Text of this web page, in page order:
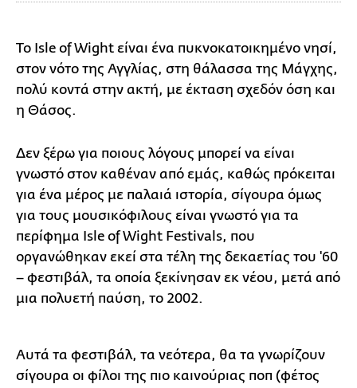
Το Isle of Wight είναι ένα πυκνοκατοικημένο νησί,
στον νότο της Αγγλίας, στη θάλασσα της Μάγχης,
πολύ κοντά στην ακτή, με έκταση σχεδόν όση και
η Θάσος.
Δεν ξέρω για ποιους λόγους μπορεί να είναι
γνωστό στον καθέναν από εμάς, καθώς πρόκειται
για ένα μέρος με παλαιά ιστορία, σίγουρα όμως
για τους μουσικόφιλους είναι γνωστό για τα
περίφημα Isle of Wight Festivals, που
οργανώθηκαν εκεί στα τέλη της δεκαετίας του '60
– φεστιβάλ, τα οποία ξεκίνησαν εκ νέου, μετά από
μια πολυετή παύση, το 2002.
Αυτά τα φεστιβάλ, τα νεότερα, θα τα γνωρίζουν
σίγουρα οι φίλοι της πιο καινούριας ποπ (φέτος